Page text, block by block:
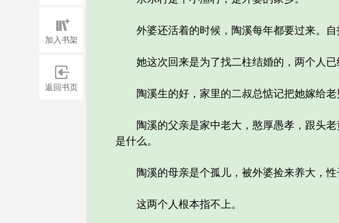
外婆还活着的时候，陶溪每年都要过来。自
她这次回来是为了找二柱结婚的，两个人已
陶溪生的好，家里的二叔总惦记把她嫁给老
陶溪的父亲是家中老大，憨厚愚孝，跟头老
是什么。
陶溪的母亲是个孤儿，被外婆捡来养大，性
这两个人根本指不上。
加入书架
返回书页